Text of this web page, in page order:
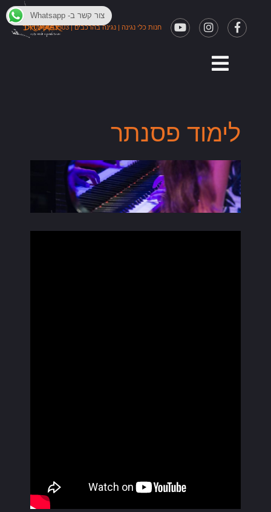
חנות כלי נגינה | נגינה בהרכבים|
03-9043303
לימוד פסנתר
צור קשר ב- Whatsapp